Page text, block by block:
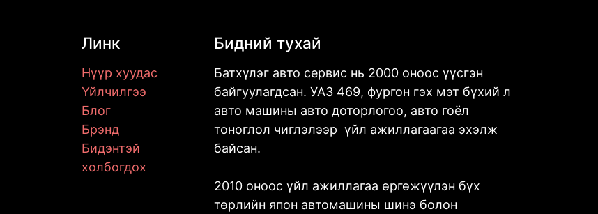
Линк
Нүүр хуудас
Үйлчилгээ
Блог
Брэнд
Бидэнтэй
холбогдох
Бидний тухай
Батхүлэг авто сервис нь 2000 оноос үүсгэн
байгуулагдсан. УАЗ 469, фургон гэх мэт бүхий л
авто машины авто доторлогоо, авто гоёл
тоноглол чиглэлээр үйл ажиллагаагаа эхэлж
байсан.
2010 оноос үйл ажиллагаа өргөжүүлэн бүх
төрлийн япон автомашины шинэ болон